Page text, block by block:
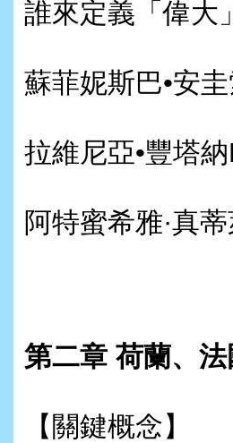
誰來定義「偉大
蘇菲妮斯巴•安
拉維尼亞•豐塔
阿特蜜希雅·真
第二章 荷蘭、
【關鍵概念】